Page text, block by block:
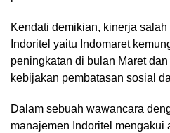
Kendati demikian, kinerja
Indoritel yaitu Indomaret
peningkatan di bulan Maret
kebijakan pembatasan sosial
Dalam sebuah wawancara
manajemen Indoritel mengakui